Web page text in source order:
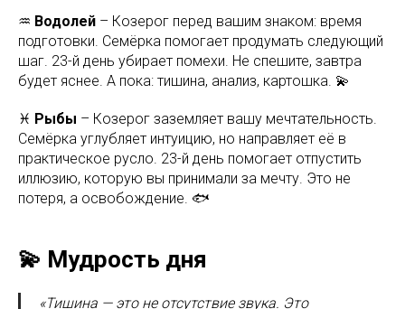
♒ Водолей – Козерог перед вашим знаком: время
подготовки. Семёрка помогает продумать следующий
шаг. 23-й день убирает помехи. Не спешите, завтра
будет яснее. А пока: тишина, анализ, картошка. 💫
♓ Рыбы – Козерог заземляет вашу мечтательность.
Семёрка углубляет интуицию, но направляет её в
практическое русло. 23-й день помогает отпустить
иллюзию, которую вы принимали за мечту. Это не
потеря, а освобождение. 🐟
💫 Мудрость дня
«Тишина — это не отсутствие звука. Это